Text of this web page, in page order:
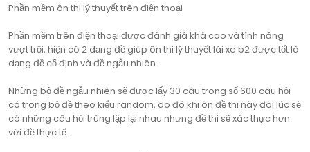
Phần mềm ôn thi lý thuyết trên điện thoại
Phần mềm trên điện thoại được đánh giá khá cao và tính năng
vượt trội, hiện có 2 dạng đề giúp ôn thi lý thuyết lái xe b2 được tốt là
dạng đề cố định và đề ngẫu nhiên.
Những bộ đề ngẫu nhiên sẽ được lấy 30 câu trong số 600 câu hỏi
có trong bộ đề theo kiểu random, do đó khi ôn đề thi này đôi lúc sẽ
có những câu hỏi trùng lập lại nhau nhưng đề thi sẽ xác thực hơn
với đề thực tế.